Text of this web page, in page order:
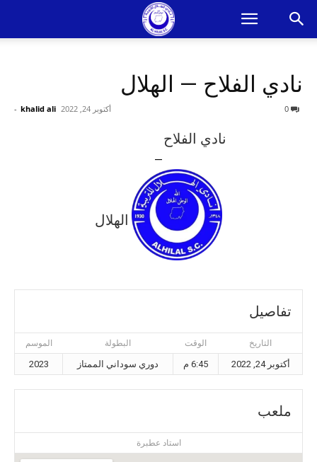
نادي الفلاح — الهلال
khalid ali
- أكتوبر 24, 2022
نادي الفلاح
—
الهلال
تفاصيل
التاريخ الوقت البطولة الموسم
أكتوبر 24, 2022 6:45 م دوري سوداني الممتاز 2023
ملعب
استاد عطبرة